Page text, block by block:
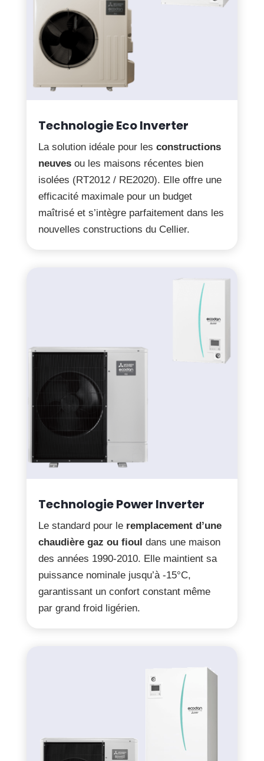
Technologie Eco Inverter
La solution idéale pour les constructions
neuvesou les maisons récentes bien
isolées (RT2012 / RE2020). Elle offre une
efficacité maximale pour un budget
maîtrisé et s’intègre parfaitement dans les
nouvelles constructions du Cellier.
Technologie Power Inverter
Le standard pour le remplacement d’une
chaudière gaz ou fioul dans une maison
des années 1990-2010. Elle maintient sa
puissance nominale jusqu’à -15°C,
garantissant un confort constant même
par grand froid ligérien.